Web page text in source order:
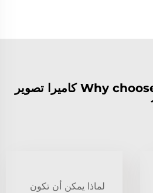
Why choose LSJ Technology كاميرا تصوير
لماذا يمكن أن تكون